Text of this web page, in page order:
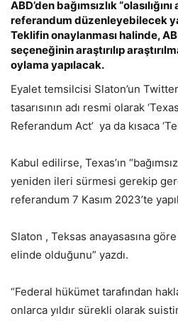
ABD’den bağımsızlık
referandum düzenleyebilecek
Teklifin onaylanması halinde,
seçeneğinin araştırılıp
oylama yapılacak.
Eyalet temsilcisi Slaton’un
tasarısının adı resmi olarak
Referandum Act’ ya da kısaca
Kabul edilirse, Texas’ın
yeniden ileri sürmesi gerekip
referandum 7 Kasım 2023’te
Slaton , Teksas anayasasına
elinde olduğunu” yazdı.
“Federal hükümet tarafından
onlarca yıldır sürekli olarak